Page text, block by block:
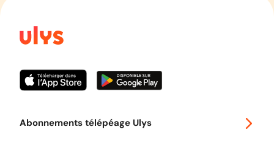
Abonnements télépéage Ulys